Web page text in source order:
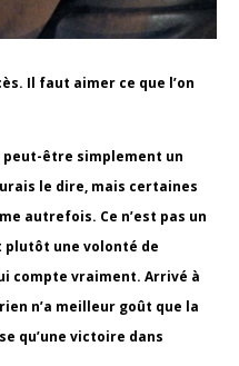
Il faut aimer ce que l’on
être simplement un
le dire, mais certaines
autrefois. Ce n’est pas un
plutôt une volonté de
compte vraiment. Arrivé à
n’a meilleur goût que la
qu’une victoire dans